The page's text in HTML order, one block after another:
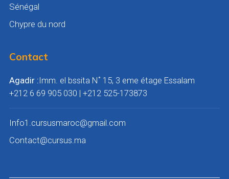
Sénégal
Chypre du nord
Contact
Agadir :Imm. el bssita N˚ 15, 3 eme étage Essalam
+212 6 69 905 030 | ‎+212 525-173873
Info1.cursusmaroc@gmail.com
Contact@cursus.ma